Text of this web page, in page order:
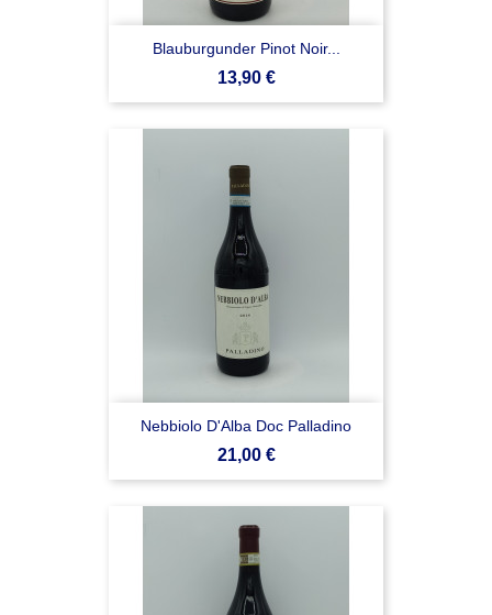
Blauburgunder Pinot Noir...
Prezzo
13,90 €
Nebbiolo D'Alba Doc Palladino
Prezzo
21,00 €